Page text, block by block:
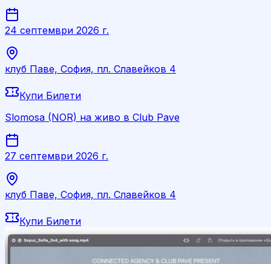
24 септември 2026 г.
клуб Паве, София, пл. Славейков 4
Купи Билети
Slomosa (NOR) на живо в Club Pave
27 септември 2026 г.
клуб Паве, София, пл. Славейков 4
Купи Билети